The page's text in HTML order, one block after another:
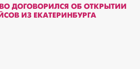
ДОГОВОРИЛСЯ ОБ ОТКРЫТИИ
ИЗ ЕКАТЕРИНБУРГА